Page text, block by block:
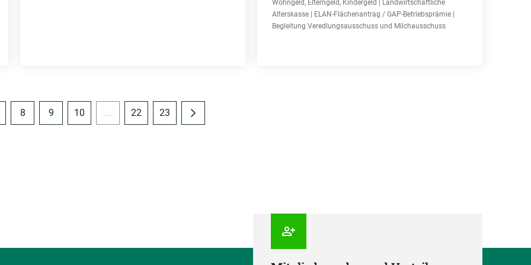
Wohngeld, Elterngeld, Kindergeld | Landwirtschaftliche
Alterskasse | ELAN-Flächenantrag / GAP-Betriebsprämie |
Begleitung Veredlungsausschuss und Milchausschuss
8 9 10 ... 22 23